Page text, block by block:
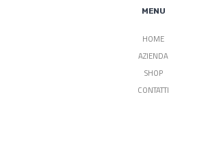
MENU
HOME
AZIENDA
SHOP
CONTATTI